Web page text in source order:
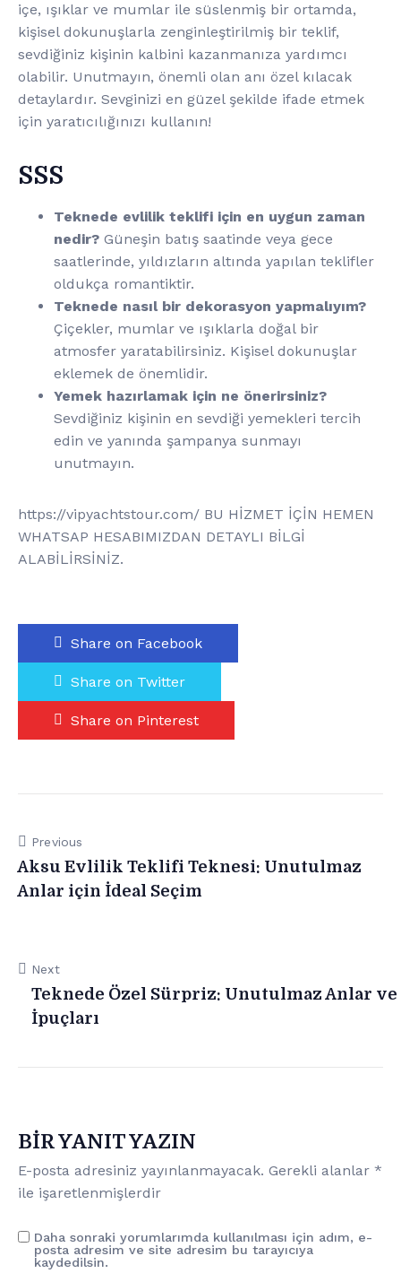
içe, ışıklar ve mumlar ile süslenmiş bir ortamda,
kişisel dokunuşlarla zenginleştirilmiş bir teklif,
sevdiğiniz kişinin kalbini kazanmanıza yardımcı
olabilir. Unutmayın, önemli olan anı özel kılacak
detaylardır. Sevginizi en güzel şekilde ifade etmek
için yaratıcılığınızı kullanın!
SSS
Teknede evlilik teklifi için en uygun zaman
nedir? Güneşin batış saatinde veya gece
saatlerinde, yıldızların altında yapılan teklifler
oldukça romantiktir.
Teknede nasıl bir dekorasyon yapmalıyım?
Çiçekler, mumlar ve ışıklarla doğal bir
atmosfer yaratabilirsiniz. Kişisel dokunuşlar
eklemek de önemlidir.
Yemek hazırlamak için ne önerirsiniz?
Sevdiğiniz kişinin en sevdiği yemekleri tercih
edin ve yanında şampanya sunmayı
unutmayın.
https://vipyachtstour.com/ BU HİZMET İÇİN HEMEN
WHATSAP HESABIMIZDAN DETAYLI BİLGİ
ALABİLİRSİNİZ.
Share on Facebook
Share on Twitter
Share on Pinterest
Previous
Aksu Evlilik Teklifi Teknesi: Unutulmaz
Anlar için İdeal Seçim
Next
Teknede Özel Sürpriz: Unutulmaz Anlar ve
İpuçları
BIR YANIT YAZIN
E-posta adresiniz yayınlanmayacak. Gerekli alanlar *
ile işaretlenmişlerdir
Daha sonraki yorumlarımda kullanılması için adım, e-
posta adresim ve site adresim bu tarayıcıya
kaydedilsin.